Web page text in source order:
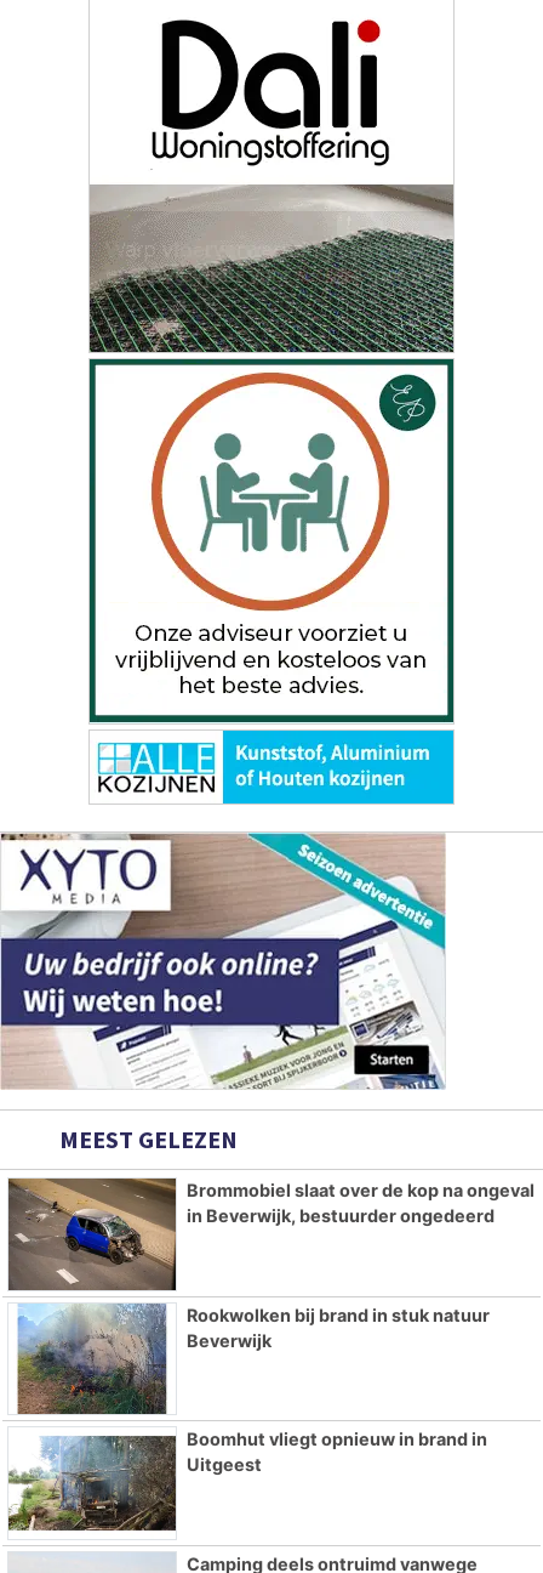
MEEST GELEZEN
Brommobiel slaat over de kop na ongeval
in Beverwijk, bestuurder ongedeerd
Rookwolken bij brand in stuk natuur
Beverwijk
Boomhut vliegt opnieuw in brand in
Uitgeest
Camping deels ontruimd vanwege